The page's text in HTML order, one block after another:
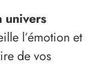
univers
l’émotion et
de vos